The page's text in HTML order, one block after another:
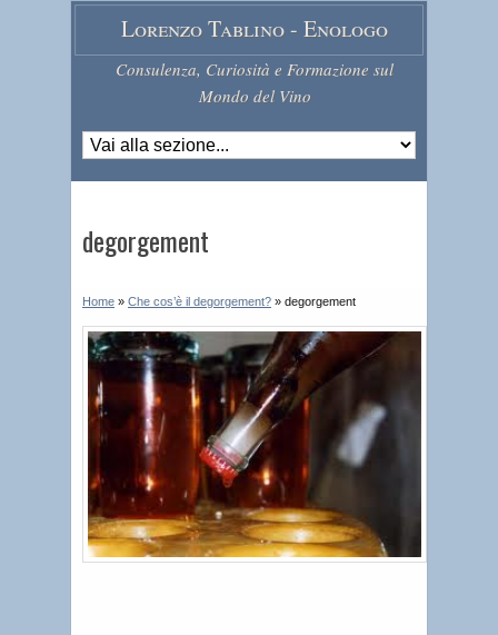
Lorenzo Tablino - Enologo
Consulenza, Curiosità e Formazione sul
Mondo del Vino
degorgement
Home » Che cos’è il degorgement? » degorgement